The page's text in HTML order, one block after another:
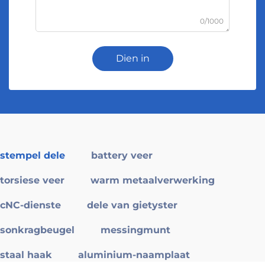
0/1000
Dien in
stempel dele battery veer
torsiese veer warm metaalverwerking
cNC-dienste dele van gietyster
sonkragbeugel messingmunt
staal haak aluminium-naamplaat